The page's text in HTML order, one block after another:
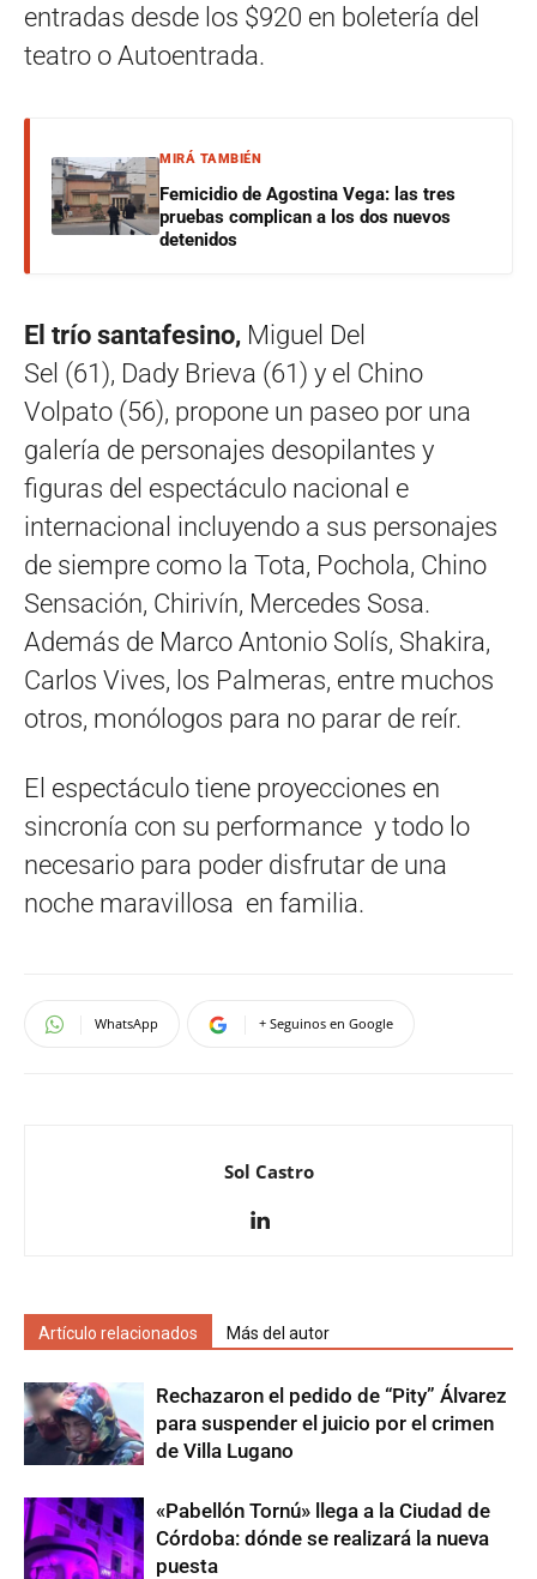
entradas desde los $920 en boletería del
teatro o Autoentrada.
MIRÁ TAMBIÉN
Femicidio de Agostina Vega: las tres
pruebas complican a los dos nuevos
detenidos
El trío santafesino, Miguel Del
Sel (61), Dady Brieva (61) y el Chino
Volpato (56), propone un paseo por una
galería de personajes desopilantes y
figuras del espectáculo nacional e
internacional incluyendo a sus personajes
de siempre como la Tota, Pochola, Chino
Sensación, Chirivín, Mercedes Sosa.
Además de Marco Antonio Solís, Shakira,
Carlos Vives, los Palmeras, entre muchos
otros, monólogos para no parar de reír.
El espectáculo tiene proyecciones en
sincronía con su performance y todo lo
necesario para poder disfrutar de una
noche maravillosa en familia.
WhatsApp + Seguinos en Google
Sol Castro
Artículo relacionados Más del autor
Rechazaron el pedido de “Pity” Álvarez
para suspender el juicio por el crimen
de Villa Lugano
«Pabellón Tornú» llega a la Ciudad de
Córdoba: dónde se realizará la nueva
puesta